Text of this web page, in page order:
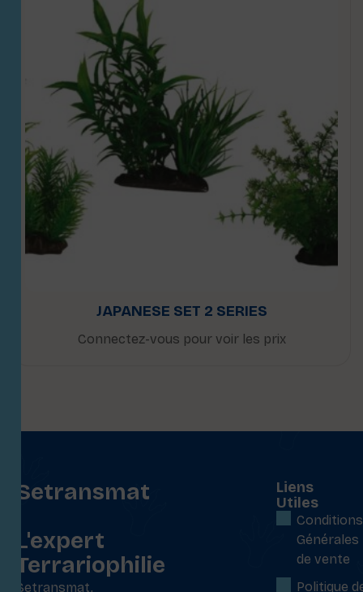
JAPANESE SET 2 SERIES
Connectez-vous pour voir les prix
Setransmat
L'expert
Terrariophilie
Setransmat,
Liens
Utiles
Conditions
Générales
de vente
Politique